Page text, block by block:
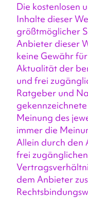
Die kostenlosen
Inhalte dieser
größtmöglicher
Anbieter dieser
keine Gewähr
Aktualität der
und frei
Ratgeber und
Meinung des
immer die
Allein durch den
frei
dem Anbieter